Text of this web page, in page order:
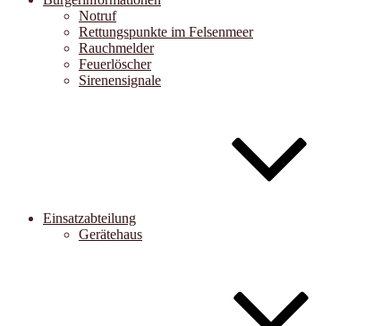
Notruf
Rettungspunkte im Felsenmeer
Rauchmelder
Feuerlöscher
Sirenensignale
Einsatzabteilung
Gerätehaus